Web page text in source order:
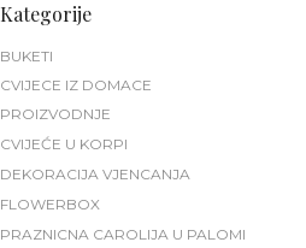
Kategorije
BUKETI
CVIJECE IZ DOMACE
PROIZVODNJE
CVIJEĆE U KORPI
DEKORACIJA VJENCANJA
FLOWERBOX
PRAZNICNA CAROLIJA U PALOMI